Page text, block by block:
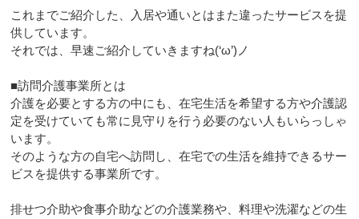
これまでご紹介した、入居や通いとはまた違ったサービスを提
供しています。
それでは、早速ご紹介していきますね(‘ω’)ノ
■訪問介護事業所とは
介護を必要とする方の中にも、在宅生活を希望する方や介護認
定を受けていても常に見守りを行う必要のない人もいらっしゃ
います。
そのような方の自宅へ訪問し、在宅での生活を維持できるサー
ビスを提供する事業所です。
排せつ介助や食事介助などの介護業務や、料理や洗濯などの生